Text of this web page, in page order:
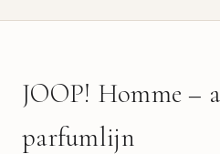
JOOP! Homme –
parfumlijn